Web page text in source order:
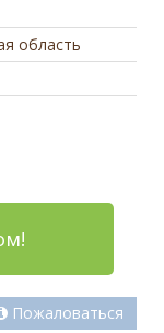
область
Пожаловаться